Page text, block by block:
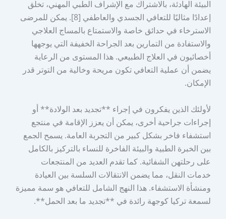
البيئة الهادئة، بالاشتراك مع الإشراف الطبي المهني، تخلق
إعدادًا مثاليًا للتعافي الجسدي والعاطفي [8]. يمكن للمرضى
الاسترخاء في حدائق خاصة والاستمتاع بالمساج العلاجي
والاستفادة من التمارين بعد الجراحة الخفيفة التي يوجهها
أخصائيون في العلاج الطبيعي. هذا المستوى من الرعاية
يضمن أن عملية التعافي تكون مريحة وخالية من التوتر قدر
الإمكان.
لأولئك الذين يفكرون في إجراء **تجديد بعد الولادة** أو
إجراءات جراحية أخرى، يمكن أن يعزز الإقامة في منتجع
استشفاء فاخر بشكل كبير من التجربة العامة. يسمح الجمع
بين الخبرة الطبية والبيئة الفاخرة للنساء بالتركيز بالكامل
على رحلتهن الشفائية. كما تقدم العديد من المنتجعات
خدمات النقل، مما يضمن الانتقالات السلسة بين العيادة
ومنشأة الاستشفاء. هذا النهج الشامل للتعافي هو سمة مميزة
لسمعة تركيا كوجهة رائدة في **تجديد ما بعد الحمل**.